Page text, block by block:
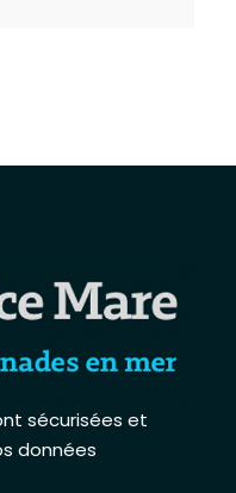
sécurisées et
données